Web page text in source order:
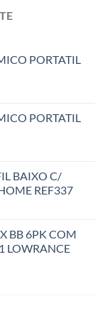
PORTATIL
PORTATIL
BAIXO C/
REF337
BB 6PK COM
LOWRANCE